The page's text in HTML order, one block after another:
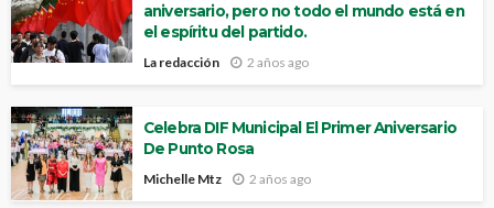
aniversario, pero no todo el mundo está en
el espíritu del partido.
La redacción 2 años ago
Celebra DIF Municipal El Primer Aniversario
De Punto Rosa
Michelle Mtz 2 años ago